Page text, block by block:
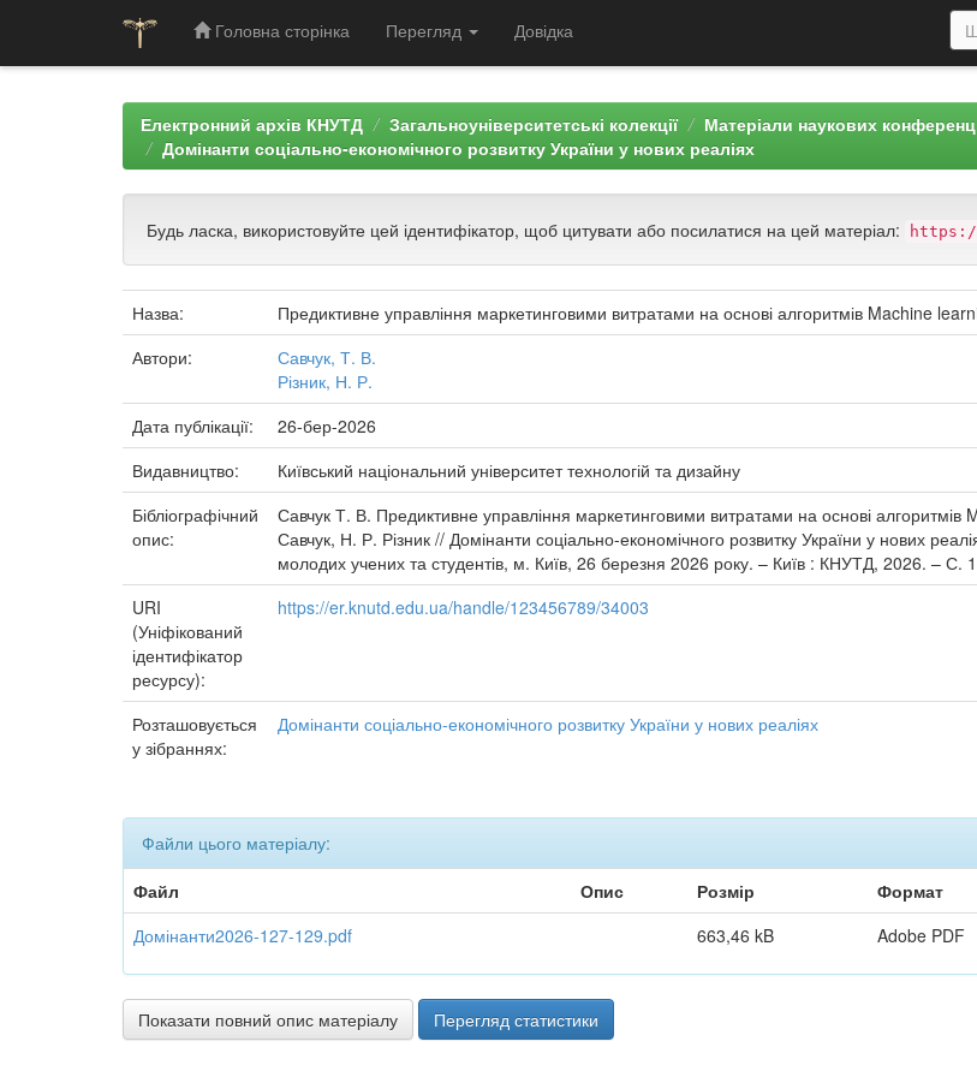
Головна сторінка Перегляд Довідка
Електронний архів КНУТД Загальноуніверситетські колекції Матеріали наукових
Домінанти соціально-економічного розвитку України у нових реаліях
Будь ласка, використовуйте цей ідентифікатор, щоб цитувати або посилатися на цей матеріал:
Назва:
Предиктивне управління маркетинговими витратами на основі алгоритмів Machine
Автори:
Савчук, Т. В.
Різник, Н. Р.
Дата публікації:
26-бер-2026
Видавництво:
Київський національний університет технологій та дизайну
Бібліографічний
опис:
Савчук Т. В. Предиктивне управління маркетинговими витратами на основі
Савчук, Н. Р. Різник // Домінанти соціально-економічного розвитку України у нових
молодих учених та студентів, м. Київ, 26 березня 2026 року. – Київ : КНУТД, 2026. – С.
URI
(Уніфікований
ідентифікатор
ресурсу):
https://er.knutd.edu.ua/handle/123456789/34003
Розташовується
у зібраннях:
Домінанти соціально-економічного розвитку України у нових реаліях
Файли цього матеріалу:
Файл
Опис Розмір
Формат
Домінанти2026-127-129.pdf
663,46 kB Adobe PDF
Показати повний опис матеріалу Перегляд статистики